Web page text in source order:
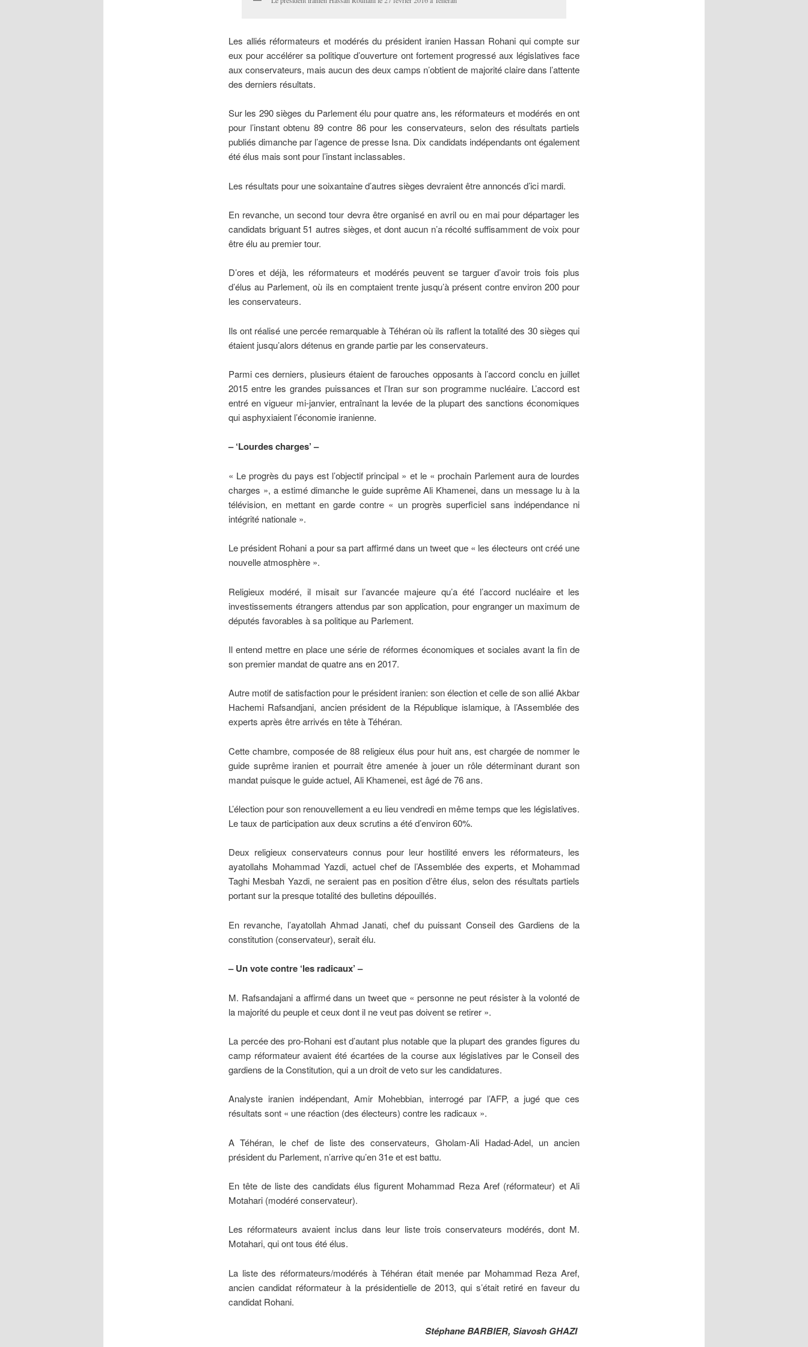
Les alliés réformateurs et modérés du président iranien Hassan Rohani qui compte sur
eux pour accélérer sa politique d’ouverture ont fortement progressé aux législatives face
aux conservateurs, mais aucun des deux camps n’obtient de majorité claire dans l’attente
des derniers résultats.
Sur les 290 sièges du Parlement élu pour quatre ans, les réformateurs et modérés en ont
pour l’instant obtenu 89 contre 86 pour les conservateurs, selon des résultats partiels
publiés dimanche par l’agence de presse Isna. Dix candidats indépendants ont également
été élus mais sont pour l’instant inclassables.
Les résultats pour une soixantaine d’autres sièges devraient être annoncés d’ici mardi.
En revanche, un second tour devra être organisé en avril ou en mai pour départager les
candidats briguant 51 autres sièges, et dont aucun n’a récolté suffisamment de voix pour
être élu au premier tour.
D’ores et déjà, les réformateurs et modérés peuvent se targuer d’avoir trois fois plus
d’élus au Parlement, où ils en comptaient trente jusqu’à présent contre environ 200 pour
les conservateurs.
Ils ont réalisé une percée remarquable à Téhéran où ils raflent la totalité des 30 sièges qui
étaient jusqu’alors détenus en grande partie par les conservateurs.
Parmi ces derniers, plusieurs étaient de farouches opposants à l’accord conclu en juillet
2015 entre les grandes puissances et l’Iran sur son programme nucléaire. L’accord est
entré en vigueur mi-janvier, entraînant la levée de la plupart des sanctions économiques
qui asphyxiaient l’économie iranienne.
– ‘Lourdes charges’ –
« Le progrès du pays est l’objectif principal » et le « prochain Parlement aura de lourdes
charges », a estimé dimanche le guide suprême Ali Khamenei, dans un message lu à la
télévision, en mettant en garde contre « un progrès superficiel sans indépendance ni
intégrité nationale ».
Le président Rohani a pour sa part affirmé dans un tweet que « les électeurs ont créé une
nouvelle atmosphère ».
Religieux modéré, il misait sur l’avancée majeure qu’a été l’accord nucléaire et les
investissements étrangers attendus par son application, pour engranger un maximum de
députés favorables à sa politique au Parlement.
Il entend mettre en place une série de réformes économiques et sociales avant la fin de
son premier mandat de quatre ans en 2017.
Autre motif de satisfaction pour le président iranien: son élection et celle de son allié Akbar
Hachemi Rafsandjani, ancien président de la République islamique, à l’Assemblée des
experts après être arrivés en tête à Téhéran.
Cette chambre, composée de 88 religieux élus pour huit ans, est chargée de nommer le
guide suprême iranien et pourrait être amenée à jouer un rôle déterminant durant son
mandat puisque le guide actuel, Ali Khamenei, est âgé de 76 ans.
L’élection pour son renouvellement a eu lieu vendredi en même temps que les législatives.
Le taux de participation aux deux scrutins a été d’environ 60%.
Deux religieux conservateurs connus pour leur hostilité envers les réformateurs, les
ayatollahs Mohammad Yazdi, actuel chef de l’Assemblée des experts, et Mohammad
Taghi Mesbah Yazdi, ne seraient pas en position d’être élus, selon des résultats partiels
portant sur la presque totalité des bulletins dépouillés.
En revanche, l’ayatollah Ahmad Janati, chef du puissant Conseil des Gardiens de la
constitution (conservateur), serait élu.
– Un vote contre ‘les radicaux’ –
M. Rafsandajani a affirmé dans un tweet que « personne ne peut résister à la volonté de
la majorité du peuple et ceux dont il ne veut pas doivent se retirer ».
La percée des pro-Rohani est d’autant plus notable que la plupart des grandes figures du
camp réformateur avaient été écartées de la course aux législatives par le Conseil des
gardiens de la Constitution, qui a un droit de veto sur les candidatures.
Analyste iranien indépendant, Amir Mohebbian, interrogé par l’AFP, a jugé que ces
résultats sont « une réaction (des électeurs) contre les radicaux ».
A Téhéran, le chef de liste des conservateurs, Gholam-Ali Hadad-Adel, un ancien
président du Parlement, n’arrive qu’en 31e et est battu.
En tête de liste des candidats élus figurent Mohammad Reza Aref (réformateur) et Ali
Motahari (modéré conservateur).
Les réformateurs avaient inclus dans leur liste trois conservateurs modérés, dont M.
Motahari, qui ont tous été élus.
La liste des réformateurs/modérés à Téhéran était menée par Mohammad Reza Aref,
ancien candidat réformateur à la présidentielle de 2013, qui s’était retiré en faveur du
candidat Rohani.
Stéphane BARBIER, Siavosh GHAZI